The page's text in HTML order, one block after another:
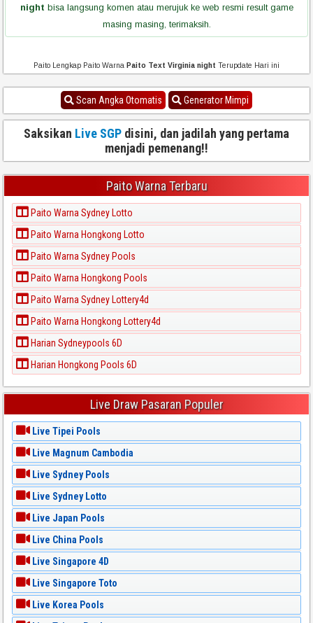
night bisa langsung komen atau merujuk ke web resmi result game
masing masing, terimaksih.
Paito Lengkap Paito Warna Paito Text Virginia night Terupdate Hari ini
Scan Angka Otomatis Generator Mimpi
Saksikan Live SGP disini, dan jadilah yang pertama
menjadi pemenang!!
Paito Warna Terbaru
Paito Warna Sydney Lotto
Paito Warna Hongkong Lotto
Paito Warna Sydney Pools
Paito Warna Hongkong Pools
Paito Warna Sydney Lottery4d
Paito Warna Hongkong Lottery4d
Harian Sydneypools 6D
Harian Hongkong Pools 6D
Live Draw Pasaran Populer
Live Tipei Pools
Live Magnum Cambodia
Live Sydney Pools
Live Sydney Lotto
Live Japan Pools
Live China Pools
Live Singapore 4D
Live Singapore Toto
Live Korea Pools